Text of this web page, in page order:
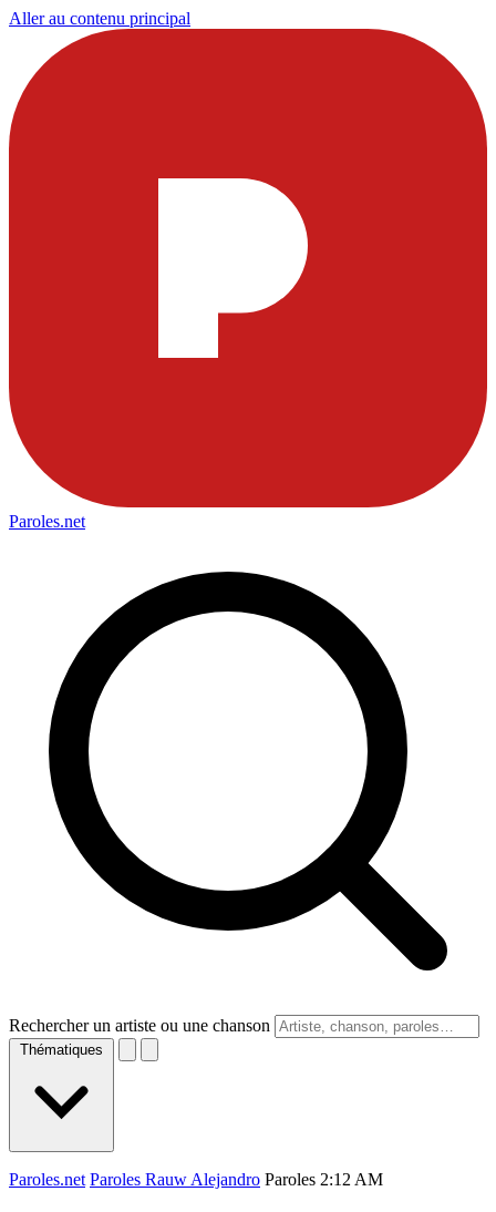
Aller au contenu principal
Paroles.net
Rechercher un artiste ou une chanson
Thématiques
Paroles.net Paroles Rauw Alejandro Paroles 2:12 AM